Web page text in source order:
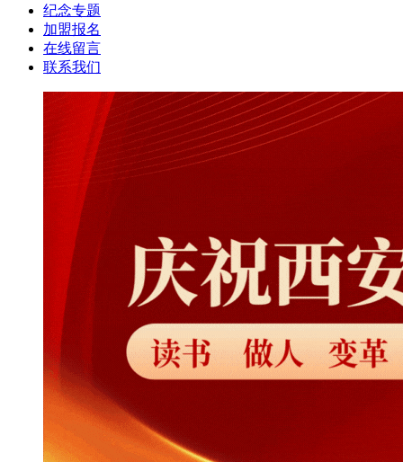
纪念专题
加盟报名
在线留言
联系我们